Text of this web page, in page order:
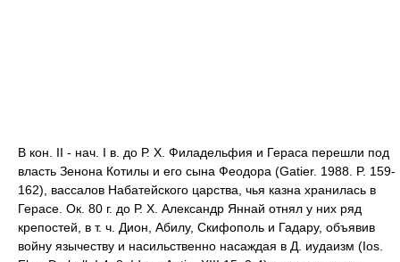
В кон. II - нач. I в. до Р. Х. Филадельфия и Гераса перешли под
власть Зенона Котилы и его сына Феодора (Gatier. 1988. P. 159-
162), вассалов Набатейского царства, чья казна хранилась в
Герасе. Ок. 80 г. до Р. Х. Александр Яннай отнял у них ряд
крепостей, в т. ч. Дион, Абилу, Скифополь и Гадару, объявив
войну язычеству и насильственно насаждая в Д. иудаизм (Ios.